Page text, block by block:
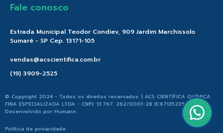
Fale conosco
Estrada Municipal Teodor Condiev, 909 Jardim Marchissolo
Sumaré - SP Cep. 13171-105
vendas@acscientifica.com.br
(19) 3909-2525
© Copyright 2024 - Todos os direitos reservados. | ACS CIENTÍFICA QUÍMICA
FINA ESPECIALIZADA LTDA - CNPJ: 13.767. 262/0001-28 IE:671352396.176 |
Desenvolvido por Humann.
Política de privacidade